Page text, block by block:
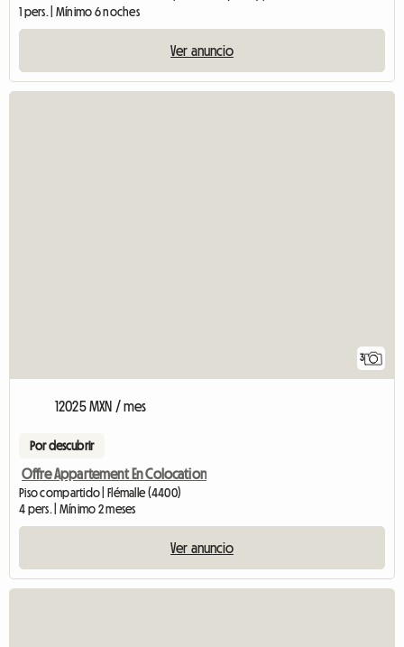
1 pers. | Mínimo 6 noches
Ver anuncio
3
12025 MXN / mes
Por descubrir
Offre Appartement En Colocation
Piso compartido | Flémalle (4400)
4 pers. | Mínimo 2 meses
Ver anuncio